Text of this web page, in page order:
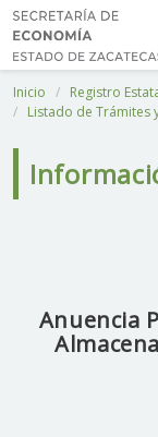
Inicio
Registro
Listado de Trámites
Anuencia